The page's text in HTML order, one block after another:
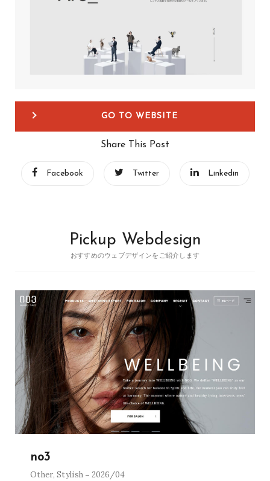
GO TO WEBSITE
Share This Post
Facebook Twitter Linkedin
Pickup Webdesign
おすすめのウェブデザインをご紹介します
no3
Other,Stylish 2026/04